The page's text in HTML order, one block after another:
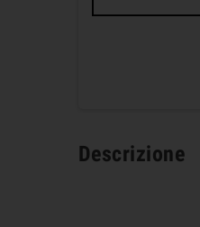
Descrizione